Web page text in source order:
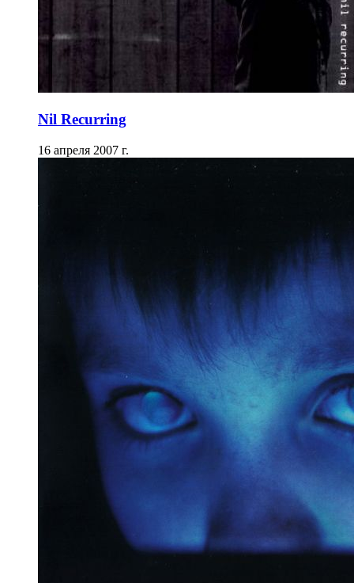
Nil Recurring
16 апреля 2007 г.